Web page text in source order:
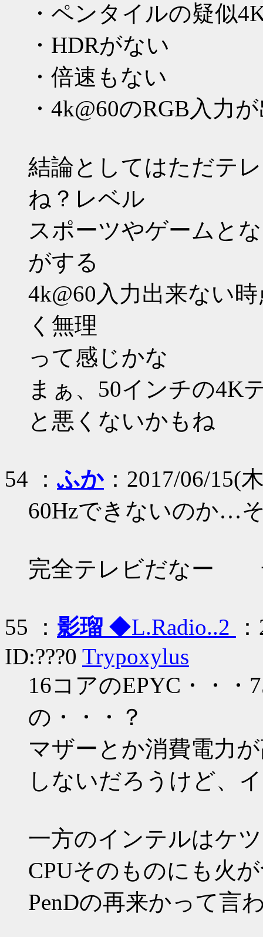
・ペンタイルの疑似
・HDRがない
・倍速もない
・4k@60のRGB入力
結論としてはただテ
ね？レベル
スポーツやゲームと
がする
4k@60入力出来ない
く無理
って感じかな
まぁ、50インチの4K
と悪くないかもね
54 ：ふか：2017/06/15(
60Hzできないのか…
完全テレビだなー
55 ： 影瑠 ◆L.Radio..2
ID:???0 Trypoxylus
16コアのEPYC・・
の・・・？
マザーとか消費電力
しないだろうけど、
一方のインテルはケ
CPUそのものにも火
PenDの再来かって言